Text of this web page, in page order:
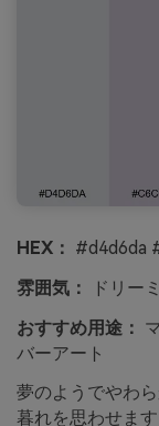
HEX： #d4d6da
雰囲気：
ドリー
おすすめ用途：
バーアート
夢のようでやわ
暮れを思わせま